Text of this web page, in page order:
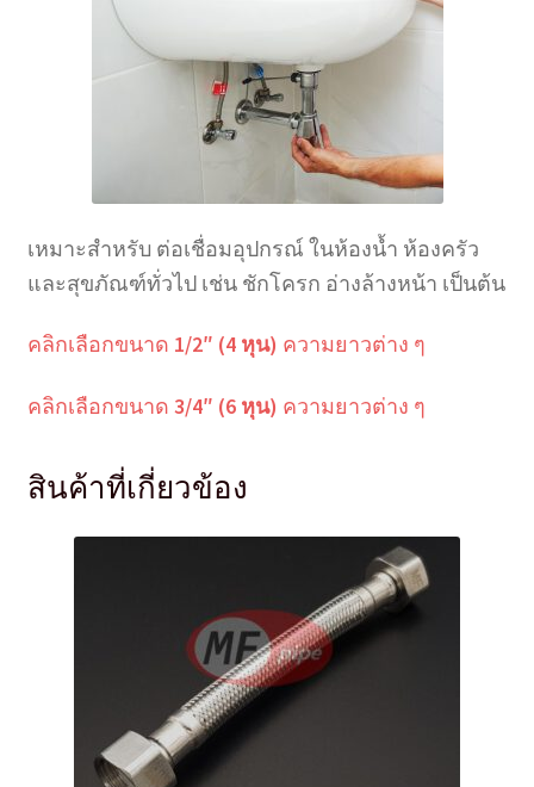
เหมาะสำหรับ ต่อเชื่อมอุปกรณ์ ในห้องน้ำ ห้องครัว
และสุขภัณฑ์ทั่วไป เช่น ชักโครก อ่างล้างหน้า เป็นต้น
คลิกเลือกขนาด 1/2″ (4 หุน) ความยาวต่าง ๆ
คลิกเลือกขนาด 3/4″ (6 หุน) ความยาวต่าง ๆ
สินค้าที่เกี่ยวข้อง